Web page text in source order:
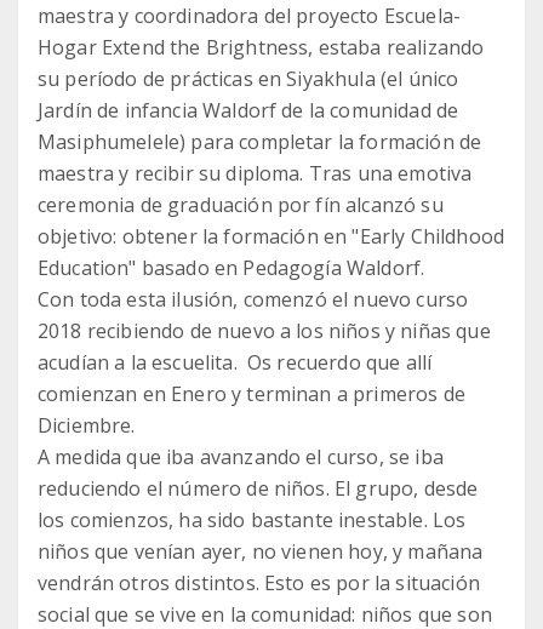
maestra y coordinadora del proyecto Escuela-
Hogar Extend the Brightness, estaba realizando
su período de prácticas en Siyakhula (el único
Jardín de infancia Waldorf de la comunidad de
Masiphumelele) para completar la formación de
maestra y recibir su diploma. Tras una emotiva
ceremonia de graduación por fín alcanzó su
objetivo: obtener la formación en "Early Childhood
Education" basado en Pedagogía Waldorf.
Con toda esta ilusión, comenzó el nuevo curso
2018 recibiendo de nuevo a los niños y niñas que
acudían a la escuelita. Os recuerdo que allí
comienzan en Enero y terminan a primeros de
Diciembre.
A medida que iba avanzando el curso, se iba
reduciendo el número de niños. El grupo, desde
los comienzos, ha sido bastante inestable. Los
niños que venían ayer, no vienen hoy, y mañana
vendrán otros distintos. Esto es por la situación
social que se vive en la comunidad: niños que son